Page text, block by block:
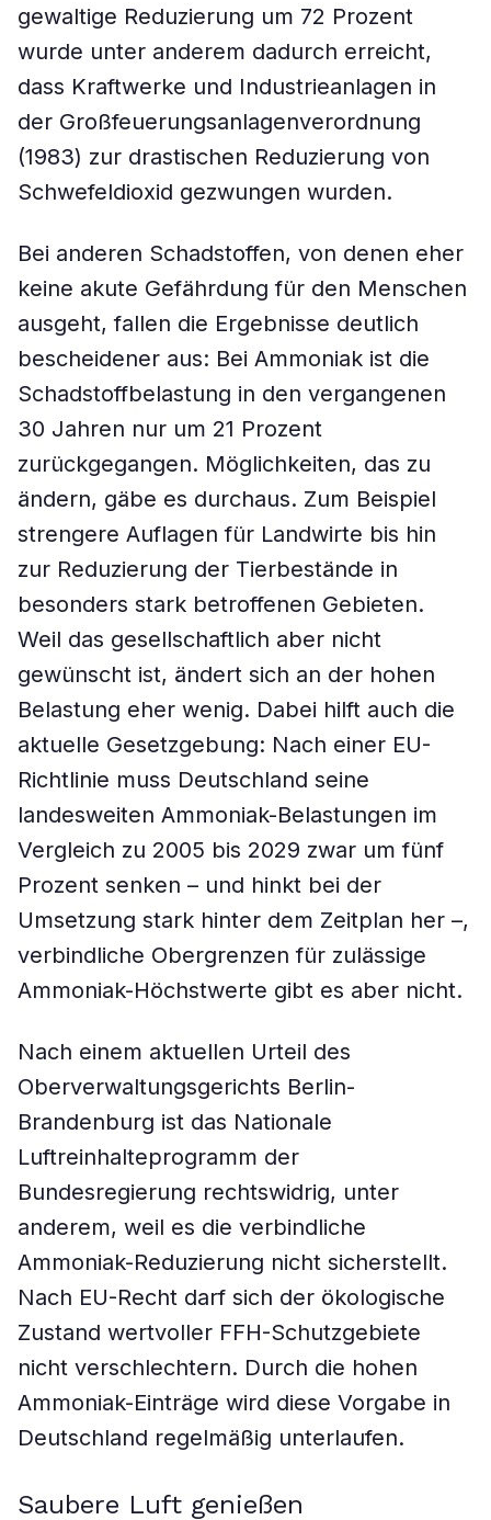
gewaltige Reduzierung um 72 Prozent
wurde unter anderem dadurch erreicht,
dass Kraftwerke und Industrieanlagen in
der Großfeuerungsanlagenverordnung
(1983) zur drastischen Reduzierung von
Schwefeldioxid gezwungen wurden.
Bei anderen Schadstoffen, von denen eher
keine akute Gefährdung für den Menschen
ausgeht, fallen die Ergebnisse deutlich
bescheidener aus: Bei Ammoniak ist die
Schadstoffbelastung in den vergangenen
30 Jahren nur um 21 Prozent
zurückgegangen. Möglichkeiten, das zu
ändern, gäbe es durchaus. Zum Beispiel
strengere Auflagen für Landwirte bis hin
zur Reduzierung der Tierbestände in
besonders stark betroffenen Gebieten.
Weil das gesellschaftlich aber nicht
gewünscht ist, ändert sich an der hohen
Belastung eher wenig. Dabei hilft auch die
aktuelle Gesetzgebung: Nach einer EU-
Richtlinie muss Deutschland seine
landesweiten Ammoniak-Belastungen im
Vergleich zu 2005 bis 2029 zwar um fünf
Prozent senken – und hinkt bei der
Umsetzung stark hinter dem Zeitplan her –,
verbindliche Obergrenzen für zulässige
Ammoniak-Höchstwerte gibt es aber nicht.
Nach einem aktuellen Urteil des
Oberverwaltungsgerichts Berlin-
Brandenburg ist das Nationale
Luftreinhalteprogramm der
Bundesregierung rechtswidrig, unter
anderem, weil es die verbindliche
Ammoniak-Reduzierung nicht sicherstellt.
Nach EU-Recht darf sich der ökologische
Zustand wertvoller FFH-Schutzgebiete
nicht verschlechtern. Durch die hohen
Ammoniak-Einträge wird diese Vorgabe in
Deutschland regelmäßig unterlaufen.
Saubere Luft genießen